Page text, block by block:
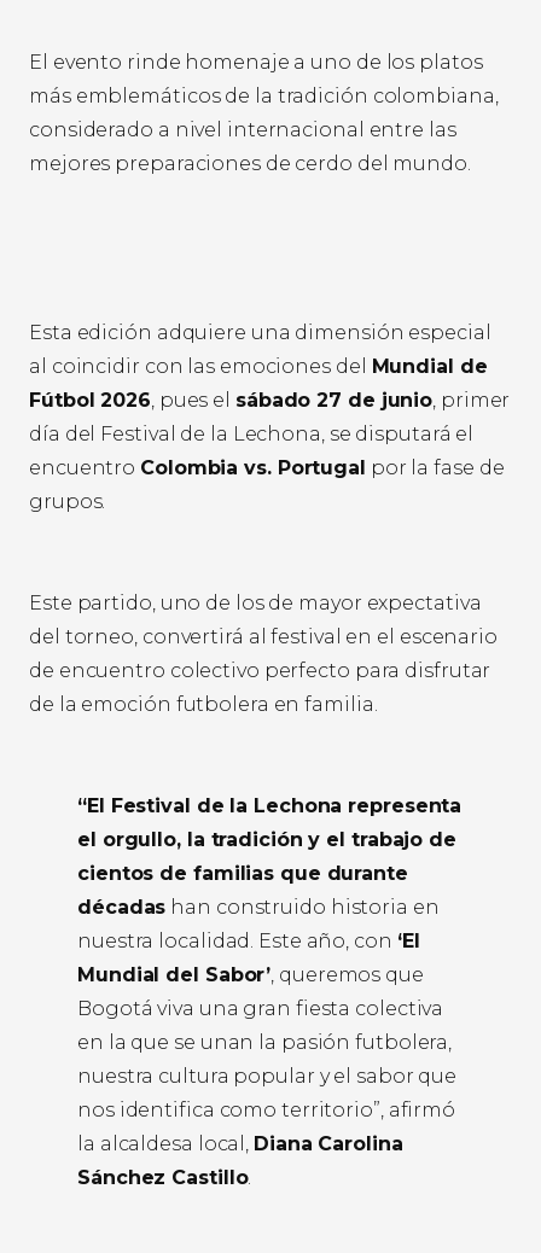
El evento rinde homenaje a uno de los platos
más emblemáticos de la tradición colombiana,
considerado a nivel internacional entre las
mejores preparaciones de cerdo del mundo.
Esta edición adquiere una dimensión especial
al coincidir con las emociones del Mundial de
Fútbol 2026 , pues el sábado 27 de junio , primer
día del Festival de la Lechona, se disputará el
encuentro Colombia vs. Portugal por la fase de
grupos.
Este partido, uno de los de mayor expectativa
del torneo, convertirá al festival en el escenario
de encuentro colectivo perfecto para disfrutar
de la emoción futbolera en familia.
“El Festival de la Lechona representa
el orgullo, la tradición y el trabajo de
cientos de familias que durante
décadas han construido historia en
nuestra localidad. Este año, con ‘El
Mundial del Sabor’ , queremos que
Bogotá viva una gran fiesta colectiva
en la que se unan la pasión futbolera,
nuestra cultura popular y el sabor que
nos identifica como territorio”, afirmó
la alcaldesa local, Diana Carolina
Sánchez Castillo.